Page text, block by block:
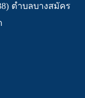
ตำบลบางสมัคร